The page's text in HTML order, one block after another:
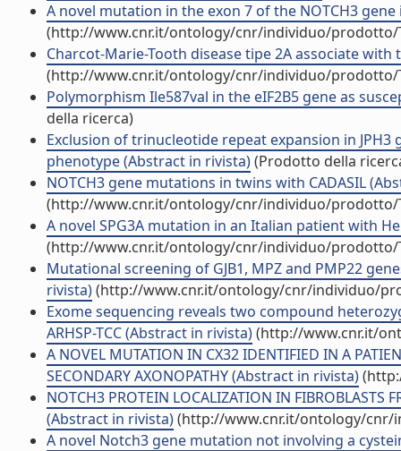
A novel mutation in the exon 7 of the NOTCH3
(http://www.cnr.it/ontology/cnr/individuo/prodotto/
Charcot-Marie-Tooth disease tipe 2A associate
(http://www.cnr.it/ontology/cnr/individuo/prodotto/
Polymorphism Ile587val in the eIF2B5 gene as
della ricerca)
Exclusion of trinucleotide repeat expansion in
phenotype (Abstract in rivista)(Prodotto della
NOTCH3 gene mutations in twins with CADASIL
(http://www.cnr.it/ontology/cnr/individuo/prodotto/
A novel SPG3A mutation in an Italian patient with
(http://www.cnr.it/ontology/cnr/individuo/prodotto/
Mutational screening of GJB1, MPZ and PMP22
rivista)(http://www.cnr.it/ontology/cnr/individuo/
Exome sequencing reveals two compound
ARHSP-TCC (Abstract in rivista)(http://www.cnr.it/
A NOVEL MUTATION IN CX32 IDENTIFIED IN A
SECONDARY AXONOPATHY (Abstract in rivista)
NOTCH3 PROTEIN LOCALIZATION IN FIBROBLASTS
(Abstract in rivista)(http://www.cnr.it/ontology/cnr/
A novel Notch3 gene mutation not involving a